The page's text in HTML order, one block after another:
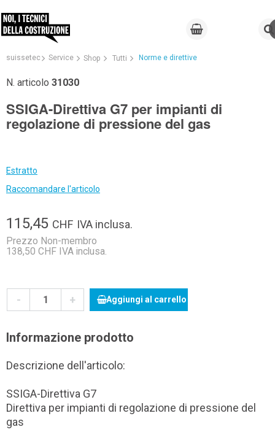
suissetec Service Shop Tutti Norme e direttive
N. articolo 31030
SSIGA-Direttiva G7 per impianti di
regolazione di pressione del gas
Estratto
Raccomandare l'articolo
115,45 CHF IVA inclusa.
Prezzo Non-membro
138,50 CHF IVA inclusa.
- + Aggiungi al carrello
Informazione prodotto
Descrizione dell'articolo:
SSIGA-Direttiva G7
Direttiva per impianti di regolazione di pressione del
gas